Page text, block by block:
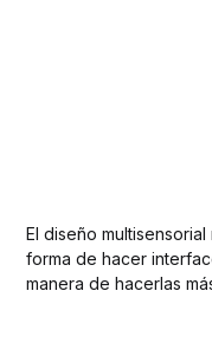
El diseño
forma de hacer
manera de hacerlas